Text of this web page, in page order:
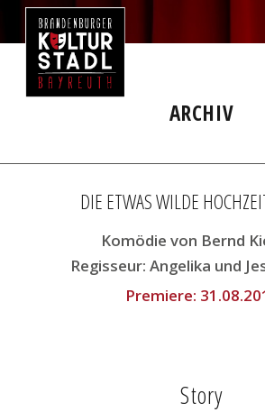
ARCHIV
DIE ETWAS WILDE
Komödie von Bernd
Regisseur: Angelika und
Premiere:
Story